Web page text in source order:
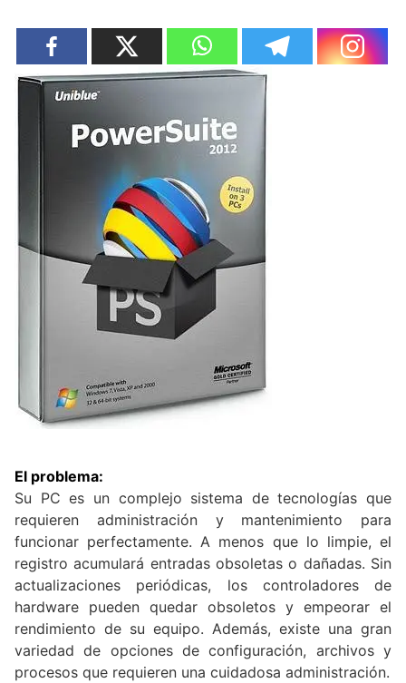
El problema:
Su PC es un complejo sistema de tecnologías que
requieren administración y mantenimiento para
funcionar perfectamente. A menos que lo limpie, el
registro acumulará entradas obsoletas o dañadas. Sin
actualizaciones periódicas, los controladores de
hardware pueden quedar obsoletos y empeorar el
rendimiento de su equipo. Además, existe una gran
variedad de opciones de configuración, archivos y
procesos que requieren una cuidadosa administración.